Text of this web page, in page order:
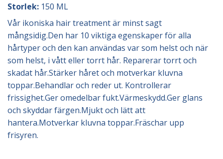
Storlek: 150 ML
Vår ikoniska hair treatment är minst sagt
mångsidig.Den har 10 viktiga egenskaper för alla
hårtyper och den kan användas var som helst och när
som helst, i vått eller torrt hår. Reparerar torrt och
skadat hår.Stärker håret och motverkar kluvna
toppar.Behandlar och reder ut. Kontrollerar
frissighet.Ger omedelbar fukt.Värmeskydd.Ger glans
och skyddar färgen.Mjukt och lätt att
hantera.Motverkar kluvna toppar.Fräschar upp
frisyren.